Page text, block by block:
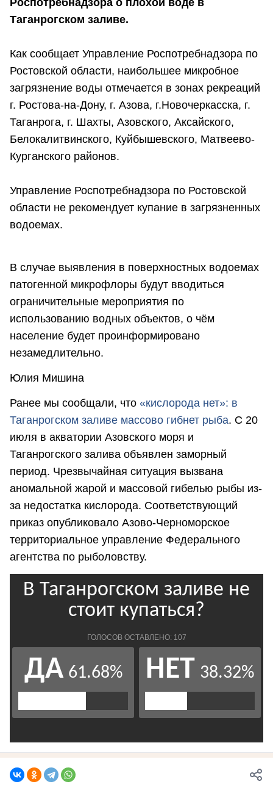
Роспотребнадзора о плохой воде в
Таганрогском заливе.
Как сообщает Управление Роспотребнадзора по
Ростовской области, наибольшее микробное
загрязнение воды отмечается в зонах рекреаций
г. Ростова-на-Дону, г. Азова, г.Новочеркасска, г.
Таганрога, г. Шахты, Азовского, Аксайского,
Белокалитвинского, Куйбышевского, Матвеево-
Курганского районов.
Управление Роспотребнадзора по Ростовской
области не рекомендует купание в загрязненных
водоемах.
В случае выявления в поверхностных водоемах
патогенной микрофлоры будут вводиться
ограничительные мероприятия по
использованию водных объектов, о чём
население будет проинформировано
незамедлительно.
Юлия Мишина
Ранее мы сообщали, что «кислорода нет»: в
Таганрогском заливе массово гибнет рыба. С 20
июля в акватории Азовского моря и
Таганрогского залива объявлен заморный
период. Чрезвычайная ситуация вызвана
аномальной жарой и массовой гибелью рыбы из-
за недостатка кислорода. Соответствующий
приказ опубликовало Азово-Черноморское
территориальное управление Федерального
агентства по рыболовству.